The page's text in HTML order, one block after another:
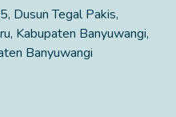
Dusun Tegal Pakis,
Kabupaten Banyuwangi,
Banyuwangi